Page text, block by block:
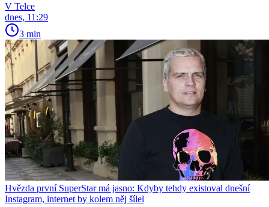
V Telce
dnes, 11:29
3 min
Hvězda první SuperStar má jasno: Kdyby tehdy existoval dnešní
Instagram, internet by kolem něj šílel